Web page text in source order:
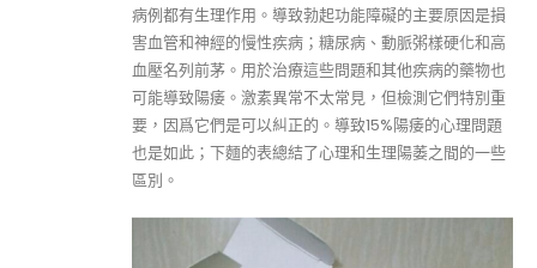
病例都有生理作用。導致勃起功能障礙的主要原因是損
害血管和神經的慢性疾病；糖尿病、動脈粥樣硬化和高
血壓名列前茅。用於治療這些問題和其他疾病的藥物也
可能導致陽痿。激素異常不太常見，但檢測它們特別重
要，因爲它們是可以糾正的。導致15%陽痿的心理問題
也是如此；下麵的表總結了心理和生理陽萎之間的一些
區別。